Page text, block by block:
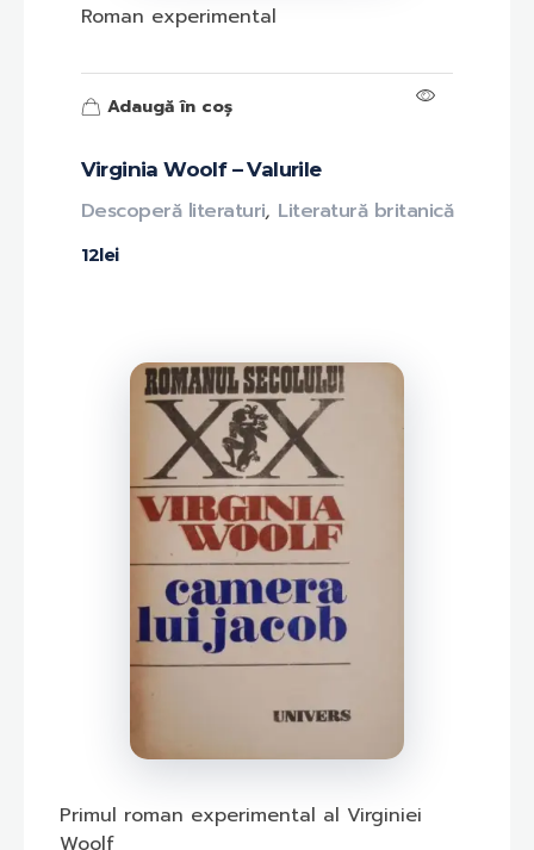
Virginia Woolf – Valurile
12lei
Descoperă literaturi, Literatură britanică
Roman experimental
Adaugă în coș
Primul roman experimental al Virginiei